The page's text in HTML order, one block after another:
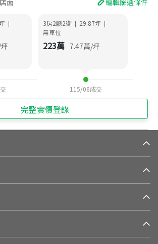
面 編輯篩選條件
| 3房2廳2衛 | 29.87坪 |
無車位
223萬 7.47萬/坪
115/06成交
完整實價登錄